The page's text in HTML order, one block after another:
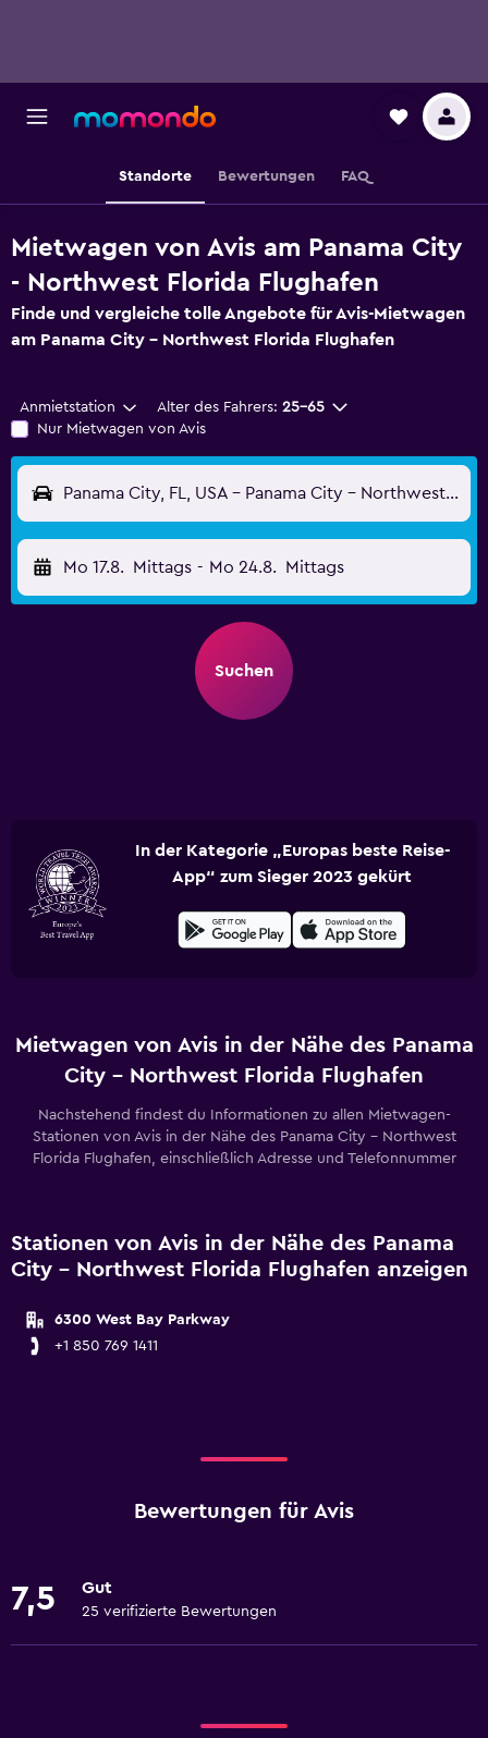
Standorte Bewertungen FAQ
Mietwagen von Avis am Panama City
- Northwest Florida Flughafen
Finde und vergleiche tolle Angebote für Avis-Mietwagen
am Panama City - Northwest Florida Flughafen
Anmietstation Alter des Fahrers: 25-65
Nur Mietwagen von Avis
Panama City, FL, USA - Panama City - Northwest Florida (ECP)
Mo 17.8. Mittags - Mo 24.8. Mittags
Suchen
In der Kategorie „Europas beste Reise-
App“ zum Sieger 2023 gekürt
Mietwagen von Avis in der Nähe des Panama
City - Northwest Florida Flughafen
Nachstehend findest du Informationen zu allen Mietwagen-
Stationen von Avis in der Nähe des Panama City - Northwest
Florida Flughafen, einschließlich Adresse und Telefonnummer
Stationen von Avis in der Nähe des Panama
City - Northwest Florida Flughafen anzeigen
6300 West Bay Parkway
+1 850 769 1411
Bewertungen für Avis
7,5 Gut
25 verifizierte Bewertungen